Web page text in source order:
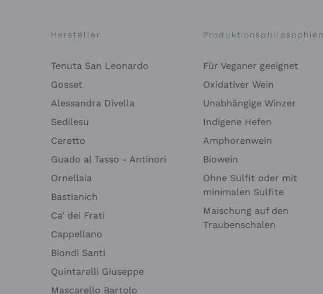
Hersteller
Tenuta San Leonardo
Gosset
Alessandra Divella
Sedilesu
Ceretto
Guado al Tasso - Antinori
Ornellaia
Bastianich
Ca' dei Frati
Cappellano
Biondi Santi
Quintarelli Giuseppe
Mascarello Bartolo
Produktionsphilosophien
Für Veganer geeignet
Oxidativer Wein
Unabhängige Winzer
Indigene Hefen
Amphorenwein
Biowein
Ohne Sulfit oder mit
minimalen Sulfite
Maischung auf den
Traubenschalen